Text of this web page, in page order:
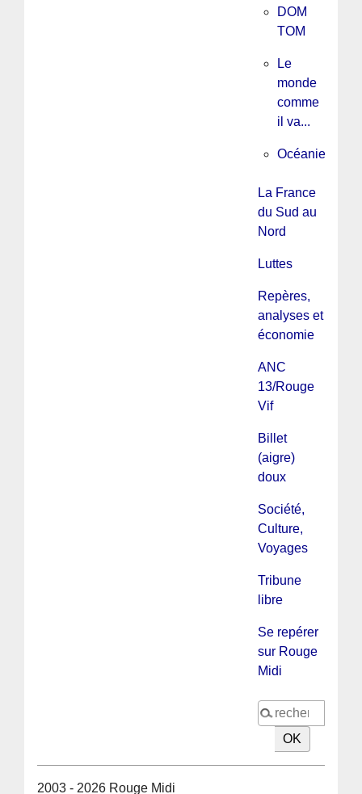
DOM
TOM
Le
monde
comme
il va...
Océanie
La France
du Sud au
Nord
Luttes
Repères,
analyses et
économie
ANC
13/Rouge
Vif
Billet
(aigre)
doux
Société,
Culture,
Voyages
Tribune
libre
Se repérer
sur Rouge
Midi
2003 - 2026 Rouge Midi